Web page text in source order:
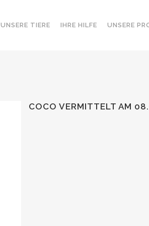
UNSERE TIERE IHRE HILFE UNSERE
COCO VERMITTELT AM